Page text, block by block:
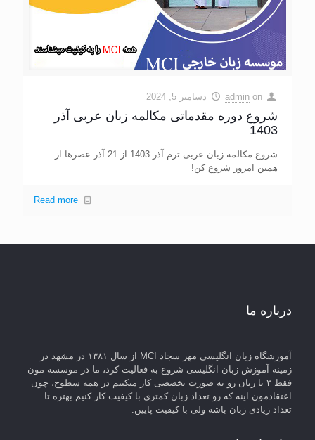
admin on دسامبر 5, 2024
شروع دوره مقدماتی مکالمه زبان عربی آذر
1403
شروع مکالمه زبان عربی ترم آذر 1403 از 21 آذر عصرها از
همین امروز شروع کن!
Read more
درباره ما
آموزشگاه زبان انگلیسی مهر سجاد MCI از سال ۱۳۸۱ در مشهد در
زمینه آموزش زبان انگلیسی شروع به فعالیت کرد، ما در موسسه مون
فقط ۳ تا زبان رو به صورت تخصصی کار میکنیم در همه سطوح، چون
اعتقادمون اینه که رو تعداد زبان کمتری با کیفیت کار کنیم بهتره تا
تعداد زیادی زبان باشه ولی با کیفیت پایین.